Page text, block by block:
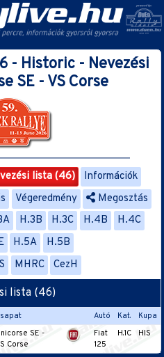
- Historic - Nevezési
SE - VS Corse
lista (46)
Információk
Végeredmény
Megosztás
H.3B H.3C H.4B
H.4C
H.5A
H.5B
MHRC CezH
lista (46)
Autó Kat.
Kupa
SE -
Corse
Fiat
125
H.1C HIS